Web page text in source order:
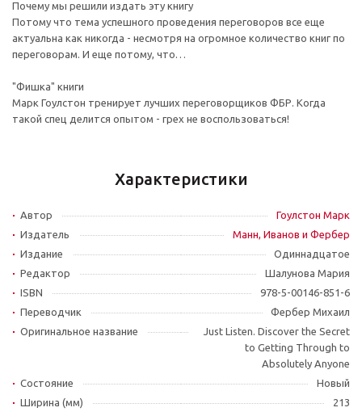
Почему мы решили издать эту книгу
Потому что тема успешного проведения переговоров все еще
актуальна как никогда - несмотря на огромное количество книг по
переговорам. И еще потому, что…
"Фишка" книги
Марк Гоулстон тренирует лучших переговорщиков ФБР. Когда
такой спец делится опытом - грех не воспользоваться!
Характеристики
Автор
Гоулстон Марк
Издатель
Манн, Иванов и Фербер
Издание
Одиннадцатое
Редактор
Шалунова Мария
ISBN
978-5-00146-851-6
Переводчик
Фербер Михаил
Оригинальное название
Just Listen. Discover the Secret
to Getting Through to
Absolutely Anyone
Состояние
Новый
Ширина (мм)
213